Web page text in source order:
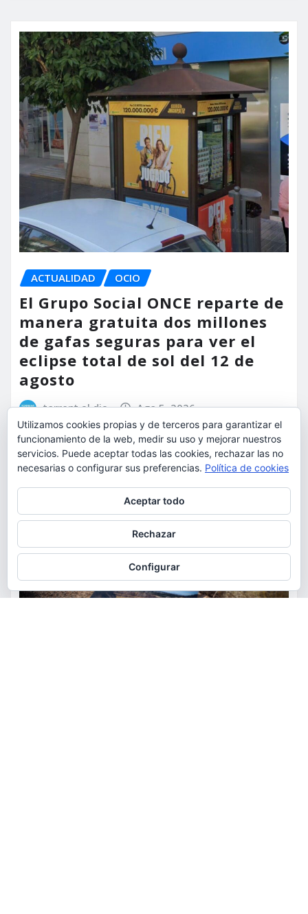
ACTUALIDAD OCIO
El Grupo Social ONCE reparte de
manera gratuita dos millones
de gafas seguras para ver el
eclipse total de sol del 12 de
agosto
torrent al dia Ago 5, 2026
Utilizamos cookies propias y de terceros para garantizar el
funcionamiento de la web, medir su uso y mejorar nuestros
servicios. Puede aceptar todas las cookies, rechazar las no
necesarias o configurar sus preferencias. Política de cookies
Aceptar todo
Rechazar
Configurar
Para obtener más información, incluido cómo gestionar las cookies,